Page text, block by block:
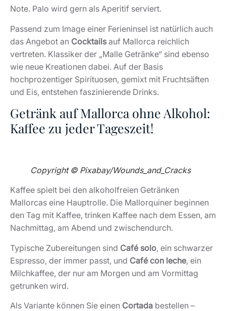
Note. Palo wird gern als Aperitif serviert.
Passend zum Image einer Ferieninsel ist natürlich auch
das Angebot an Cocktailsauf Mallorca reichlich
vertreten. Klassiker der „Malle Getränke“ sind ebenso
wie neue Kreationen dabei. Auf der Basis
hochprozentiger Spirituosen, gemixt mit Fruchtsäften
und Eis, entstehen faszinierende Drinks.
Getränk auf Mallorca ohne Alkohol:
Kaffee zu jeder Tageszeit!
Copyright © Pixabay/Wounds_and_Cracks
Kaffee spielt bei den alkoholfreien Getränken
Mallorcas eine Hauptrolle. Die Mallorquiner beginnen
den Tag mit Kaffee, trinken Kaffee nach dem Essen, am
Nachmittag, am Abend und zwischendurch.
Typische Zubereitungen sind Café solo, ein schwarzer
Espresso, der immer passt, und Café con leche, ein
Milchkaffee, der nur am Morgen und am Vormittag
getrunken wird.
Als Variante können Sie einen Cortada bestellen –